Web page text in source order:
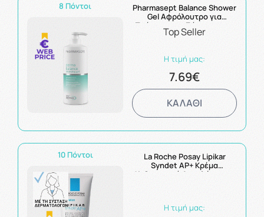
8 Πόντοι
Pharmasept Balance Shower
Gel Αφρόλουτρο για
Πρόσωπο και Σώμα για την
Ξηρή και Ευαίσθητη
Top Seller
Η τιμή μας:
7.69€
ΚΑΛΑΘΙ
10 Πόντοι
La Roche Posay Lipikar
Syndet AP+ Κρέμα
Καθαρισμού Αναπλήρωσης
Η τιμή μας: